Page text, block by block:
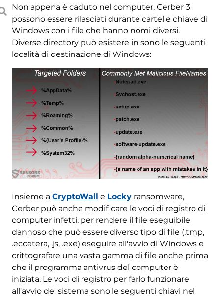
Non appena è caduto nel computer, Cerber 3
possono essere rilasciati durante cartelle chiave di
Windows con i file che hanno nomi diversi.
Diverse directory può esistere in sono le seguenti
località di destinazione di Windows:
Insieme a CryptoWall e Lockyransomware,
Cerber può anche modificare le voci di registro di
computer infetti, per rendere il file eseguibile
dannoso che può essere diverso tipo di file (.tmp,
.eccetera, .js, .exe) eseguire all'avvio di Windows e
crittografare una vasta gamma di file anche prima
che il programma antivrus del computer è
iniziata. Le voci di registro per farlo funzionare
all'avvio del sistema sono le seguenti chiavi nel